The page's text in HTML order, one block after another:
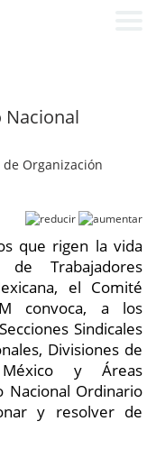
Nacional
Organización
que rigen la vida
Trabajadores
el Comité
convoca, a los
Sindicales
Divisiones de
y Áreas
Nacional Ordinario
y resolver de